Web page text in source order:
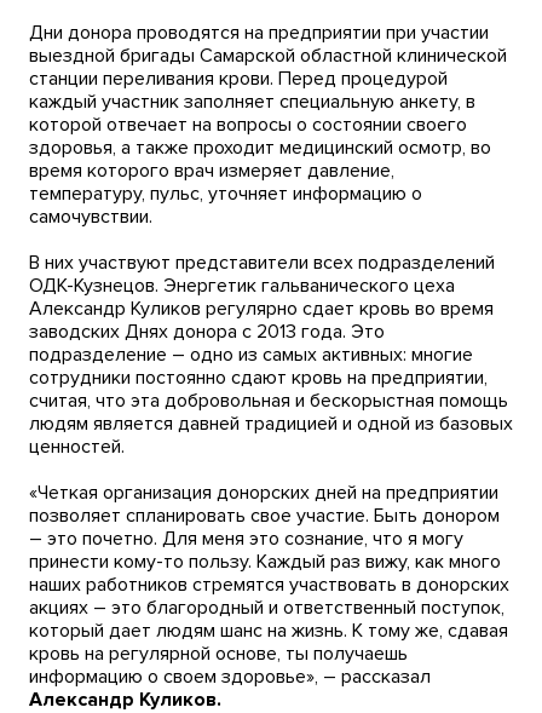
Дни донора проводятся на предприятии при участии
выездной бригады Самарской областной клинической
станции переливания крови. Перед процедурой
каждый участник заполняет специальную анкету, в
которой отвечает на вопросы о состоянии своего
здоровья, а также проходит медицинский осмотр, во
время которого врач измеряет давление,
температуру, пульс, уточняет информацию о
самочувствии.
В них участвуют представители всех подразделений
ОДК-Кузнецов. Энергетик гальванического цеха
Александр Куликов регулярно сдает кровь во время
заводских Днях донора с 2013 года. Это
подразделение – одно из самых активных: многие
сотрудники постоянно сдают кровь на предприятии,
считая, что эта добровольная и бескорыстная помощь
людям является давней традицией и одной из базовых
ценностей.
«Четкая организация донорских дней на предприятии
позволяет спланировать свое участие. Быть донором
– это почетно. Для меня это сознание, что я могу
принести кому-то пользу. Каждый раз вижу, как много
наших работников стремятся участвовать в донорских
акциях – это благородный и ответственный поступок,
который дает людям шанс на жизнь. К тому же, сдавая
кровь на регулярной основе, ты получаешь
информацию о своем здоровье», – рассказал
Александр Куликов.